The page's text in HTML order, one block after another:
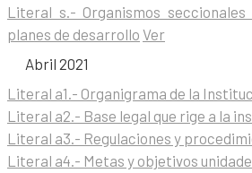
Literal s.- Organismos
planes de desarrollo Ver
Abril 2021
Literal a1.- Organigrama de la
Literal a2.- Base legal que rige a la
Literal a3.- Regulaciones y
Literal a4.- Metas y objetivos